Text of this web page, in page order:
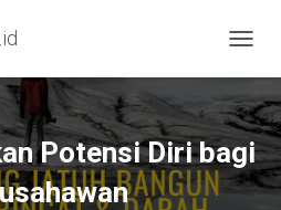
Potensi Diri bagi